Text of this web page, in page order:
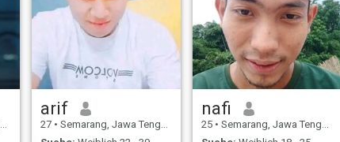
arif
27 • Semarang, Jawa Tengah, Indonesien
nafi
25 • Semarang, Jawa Tengah, Indonesien